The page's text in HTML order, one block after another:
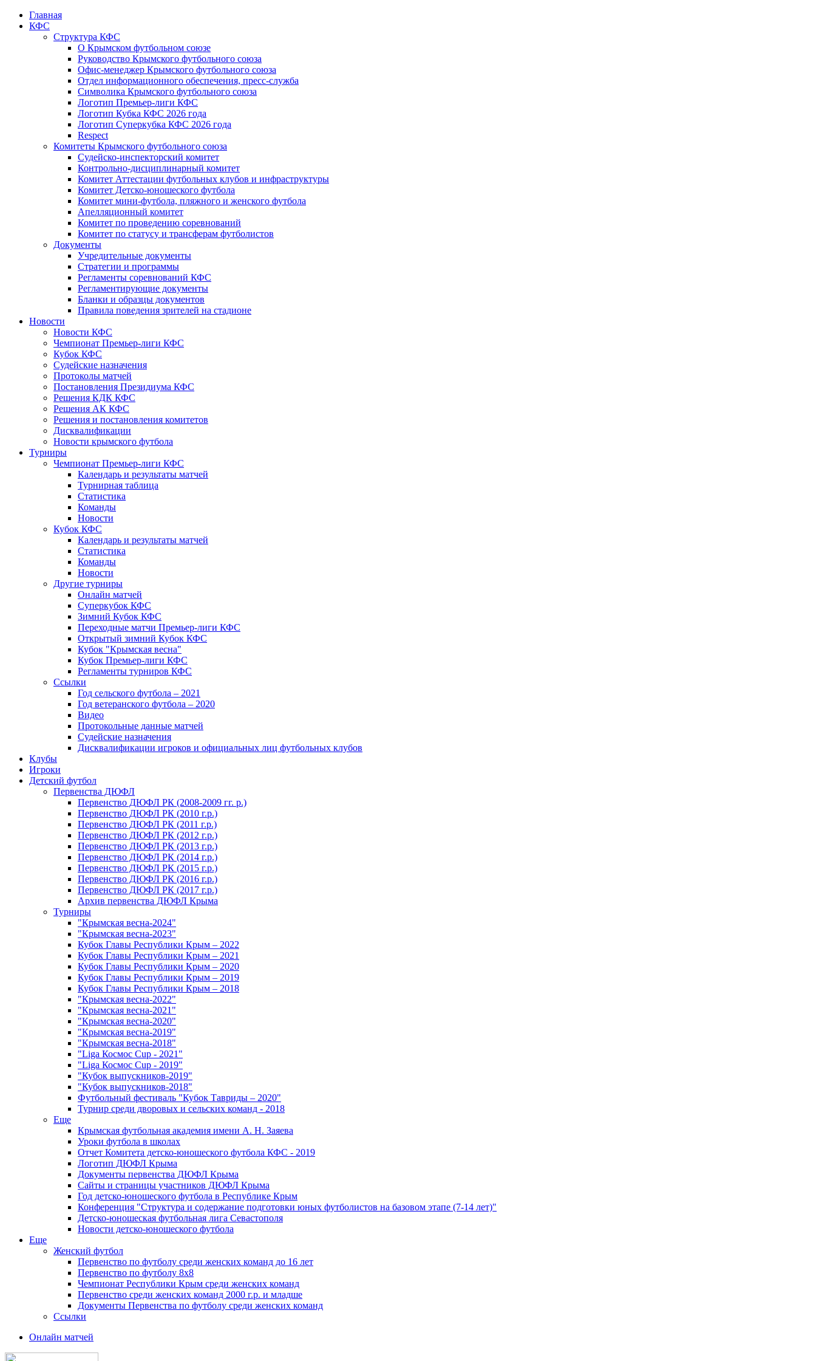
Главная
КФС
Структура КФС
О Крымском футбольном союзе
Руководство Крымского футбольного союза
Офис-менеджер Крымского футбольного союза
Отдел информационного обеспечения, пресс-служба
Символика Крымского футбольного союза
Логотип Премьер-лиги КФС
Логотип Кубка КФС 2026 года
Логотип Суперкубка КФС 2026 года
Respect
Комитеты Крымского футбольного союза
Судейско-инспекторский комитет
Контрольно-дисциплинарный комитет
Комитет Аттестации футбольных клубов и инфраструктуры
Комитет Детско-юношеского футбола
Комитет мини-футбола, пляжного и женского футбола
Апелляционный комитет
Комитет по проведению соревнований
Комитет по статусу и трансферам футболистов
Документы
Учредительные документы
Стратегии и программы
Регламенты соревнований КФС
Регламентирующие документы
Бланки и образцы документов
Правила поведения зрителей на стадионе
Новости
Новости КФС
Чемпионат Премьер-лиги КФС
Кубок КФС
Судейские назначения
Протоколы матчей
Постановления Президиума КФС
Решения КДК КФС
Решения АК КФС
Решения и постановления комитетов
Дисквалификации
Новости крымского футбола
Турниры
Чемпионат Премьер-лиги КФС
Календарь и результаты матчей
Турнирная таблица
Статистика
Команды
Новости
Кубок КФС
Календарь и результаты матчей
Статистика
Команды
Новости
Другие турниры
Онлайн матчей
Суперкубок КФС
Зимний Кубок КФС
Переходные матчи Премьер-лиги КФС
Открытый зимний Кубок КФС
Кубок "Крымская весна"
Кубок Премьер-лиги КФС
Регламенты турниров КФС
Ссылки
Год сельского футбола – 2021
Год ветеранского футбола – 2020
Видео
Протокольные данные матчей
Судейские назначения
Дисквалификации игроков и официальных лиц футбольных клубов
Клубы
Игроки
Детский футбол
Первенства ДЮФЛ
Первенство ДЮФЛ РК (2008-2009 гг. р.)
Первенство ДЮФЛ РК (2010 г.р.)
Первенство ДЮФЛ РК (2011 г.р.)
Первенство ДЮФЛ РК (2012 г.р.)
Первенство ДЮФЛ РК (2013 г.р.)
Первенство ДЮФЛ РК (2014 г.р.)
Первенство ДЮФЛ РК (2015 г.р.)
Первенство ДЮФЛ РК (2016 г.р.)
Первенство ДЮФЛ РК (2017 г.р.)
Архив первенства ДЮФЛ Крыма
Турниры
"Крымская весна-2024"
"Крымская весна-2023"
Кубок Главы Республики Крым – 2022
Кубок Главы Республики Крым – 2021
Кубок Главы Республики Крым – 2020
Кубок Главы Республики Крым – 2019
Кубок Главы Республики Крым – 2018
"Крымская весна-2022"
"Крымская весна-2021"
"Крымская весна-2020"
"Крымская весна-2019"
"Крымская весна-2018"
"Liga Космос Cup - 2021"
"Liga Космос Cup - 2019"
"Кубок выпускников-2019"
"Кубок выпускников-2018"
Футбольный фестиваль "Кубок Тавриды – 2020"
Турнир среди дворовых и сельских команд - 2018
Еще
Крымская футбольная академия имени А. Н. Заяева
Уроки футбола в школах
Отчет Комитета детско-юношеского футбола КФС - 2019
Логотип ДЮФЛ Крыма
Документы первенства ДЮФЛ Крыма
Сайты и страницы участников ДЮФЛ Крыма
Год детско-юношеского футбола в Республике Крым
Конференция "Структура и содержание подготовки юных футболистов на базовом этапе (7-14 лет)"
Детско-юношеская футбольная лига Севастополя
Новости детско-юношеского футбола
Еще
Женский футбол
Первенство по футболу среди женских команд до 16 лет
Первенство по футболу 8х8
Чемпионат Республики Крым среди женских команд
Первенство среди женских команд 2000 г.р. и младше
Документы Первенства по футболу среди женских команд
Ссылки
Онлайн матчей